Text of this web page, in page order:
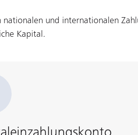
und internationalen
Kapital.